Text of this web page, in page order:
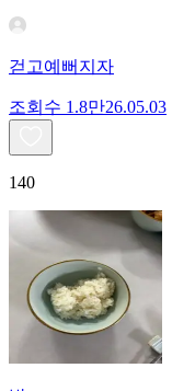
걷고예뻐지자
조회수 1.8만26.05.03
140